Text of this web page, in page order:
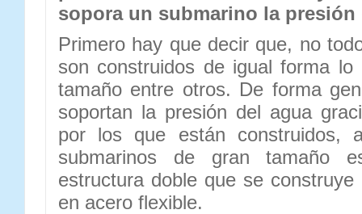
sopora un submarino la presión
Primero hay que decir que, no
son construidos de igual forma
tamaño entre otros. De forma
soportan la presión del agua
por los que están construidos,
submarinos de gran tamaño
estructura doble que se
en acero flexible.